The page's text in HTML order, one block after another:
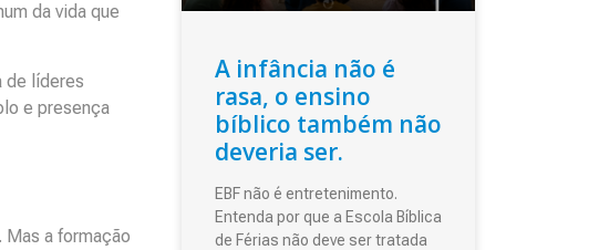
da vida que
de líderes
e presença
a formação
A infância não é
rasa, o ensino
bíblico também não
deveria ser.
EBF não é entretenimento.
Entenda por que a Escola Bíblica
de Férias não deve ser tratada